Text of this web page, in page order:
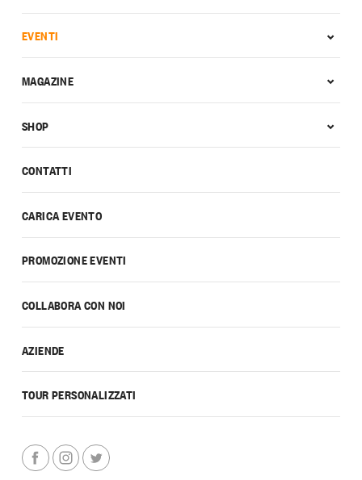
CONTATTI
CARICA EVENTO
PROMOZIONE EVENTI
COLLABORA CON NOI
AZIENDE
TOUR PERSONALIZZATI
EVENTI
MAGAZINE
SHOP